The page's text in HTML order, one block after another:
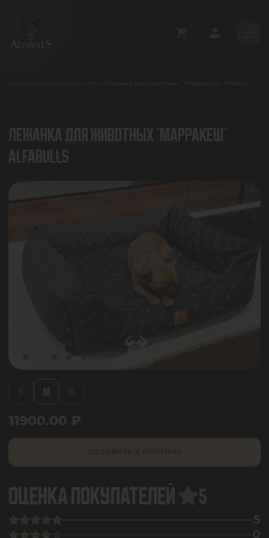
Лежанка для животных "Марракеш" AlfaBulls
ЛЕЖАНКА ДЛЯ ЖИВОТНЫХ "МАРРАКЕШ"
ALFABULLS
M
11900.00 ₽
ОЦЕНКА ПОКУПАТЕЛЕЙ 5
5
0